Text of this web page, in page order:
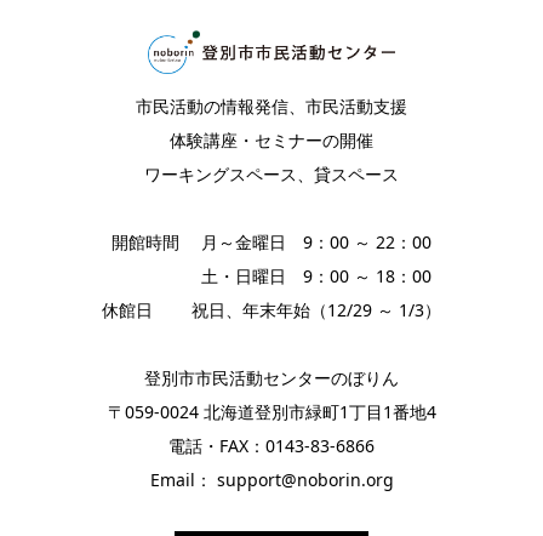
市民活動の情報発信、市民活動支援
体験講座・セミナーの開催
ワーキングスペース、貸スペース
開館時間 月～金曜日 9：00 ～ 22：00
土・日曜日 9：00 ～ 18：00
休館日 祝日、年末年始（12/29 ～ 1/3）
登別市市民活動センターのぼりん
〒059-0024 北海道登別市緑町1丁目1番地4
電話・FAX：0143-83-6866
Email： support@noborin.org